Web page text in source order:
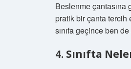
Beslenme çantasına
pratik bir çanta tercih
sınıfa geçince ben
4. Sınıfta